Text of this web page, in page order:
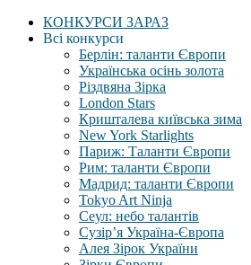
КОНКУРСИ ЗАРАЗ
Всі конкурси
Берлін: таланти Європи
Українська осінь золота
Різдвяна Зірка
London Stars
Кришталева київська зима
New York Starlights
Париж: Таланти Європи
Рим: таланти Європи
Мадрид: таланти Європи
Tokyo Art Ninja
Сеул: небо талантів
Сузір’я Україна-Європа
Алея Зірок України